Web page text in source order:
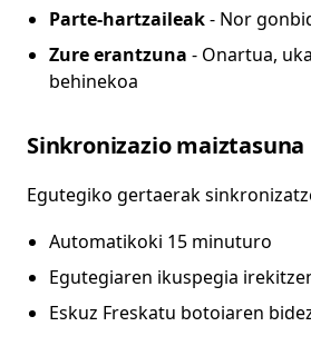
Parte-hartzaileak- Nor
Zure erantzuna - Onartua,
behinekoa
Sinkronizazio maiztasuna
Egutegiko gertaerak
Automatikoki 15 minuturo
Egutegiaren ikuspegia
Eskuz Freskatu botoiaren